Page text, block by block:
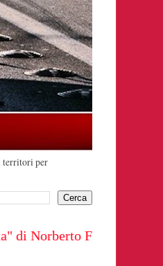
territori per
Fragiacomo